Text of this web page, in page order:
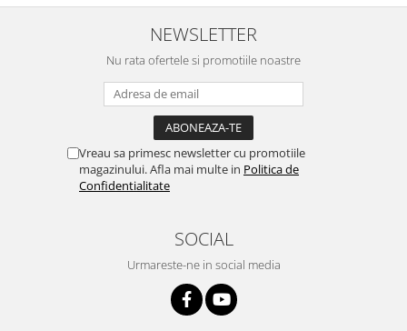
NEWSLETTER
Nu rata ofertele si promotiile noastre
Vreau sa primesc newsletter cu promotiile
magazinului. Afla mai multe in Politica de
Confidentialitate
SOCIAL
Urmareste-ne in social media